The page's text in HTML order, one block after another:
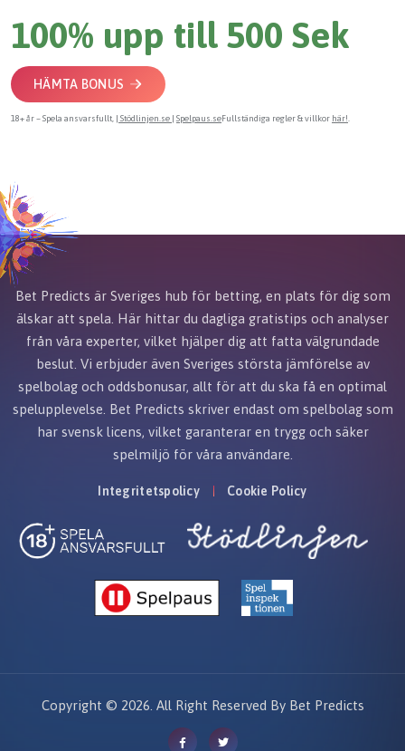
100% upp till 500 Sek
HÄMTA BONUS
18+ år – Spela ansvarsfullt, | Stödlinjen.se | Spelpaus.seFullständiga regler & villkor här!
Bet Predicts är Sveriges hub för betting, en plats för dig som
älskar att spela. Här hittar du dagliga gratistips och analyser
från våra experter, vilket hjälper dig att fatta välgrundade
beslut. Vi erbjuder även Sveriges största jämförelse av
spelbolag och oddsbonusar, allt för att du ska få en optimal
spelupplevelse. Bet Predicts skriver endast om spelbolag som
har svensk licens, vilket garanterar en trygg och säker
spelmiljö för våra användare.
Integritetspolicy Cookie Policy
Copyright © 2026. All Right Reserved By Bet Predicts